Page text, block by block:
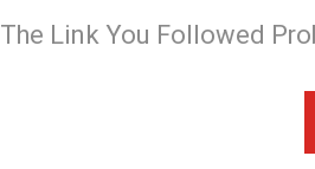
The Link You Followed